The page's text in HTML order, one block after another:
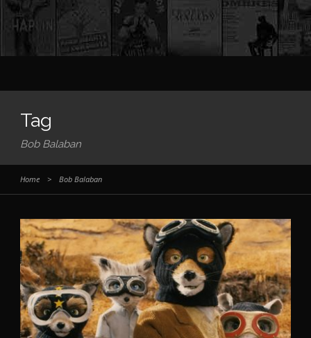
Tag
Bob Balaban
Home > Bob Balaban